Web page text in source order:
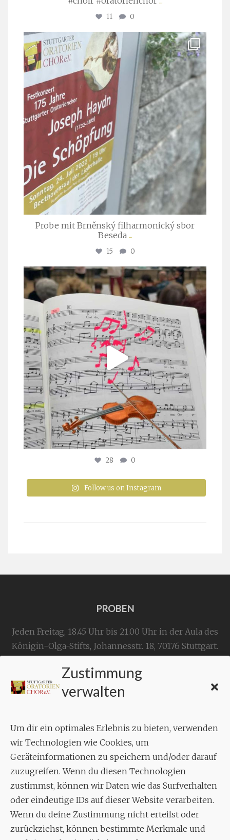
Zustimmung
verwalten
Um dir ein optimales Erlebnis zu bieten, verwenden
wir Technologien wie Cookies, um
Geräteinformationen zu speichern und/oder darauf
zuzugreifen. Wenn du diesen Technologien
zustimmst, können wir Daten wie das Surfverhalten
oder eindeutige IDs auf dieser Website verarbeiten.
Wenn du deine Zustimmung nicht erteilst oder
zurückziehst, können bestimmte Merkmale und
11 0
stuttgarter_oratorienchor
Juli 23
Probe mit Brněnský filharmonický sbor
Beseda ...
15 0
stuttgarter_oratorienchor
Juli 23
28 0
Follow us on Instagram
PROBEN
Jeden Freitag, 18.45 Uhr bis 21.00 Uhr in der Aula des
Königin-Olga-Stifts, Johannesstr. 18, 70176 Stuttgart.
KONTAKT
Geschäftsstelle:
Aixheimer Str. 18
70619 Stuttgart
MUSIK
Musikalischer Leiter:
Enrico Trummer
Tel.+49 (0)177 / 34 23 57 1